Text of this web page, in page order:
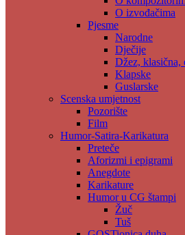
O izvođačima
Pjesme
Narodne
Dječije
Džez, klasična,
Klapske
Guslarske
Scenska umjetnost
Pozorište
Film
Humor-Satira-Karikatura
Preteče
Aforizmi i epigrami
Anegdote
Karikature
Humor u CG štampi
Žuč
Tuš